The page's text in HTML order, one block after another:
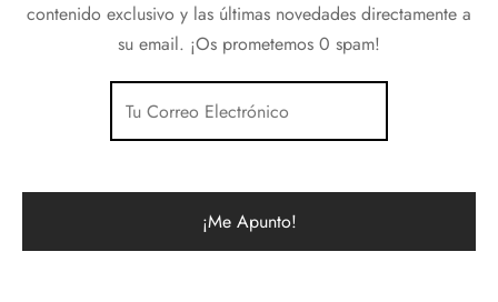
contenido exclusivo y las últimas novedades directamente a
su email. ¡Os prometemos 0 spam!